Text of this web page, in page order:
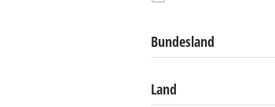
Bundesland
Land